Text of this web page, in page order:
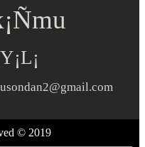
© 2019